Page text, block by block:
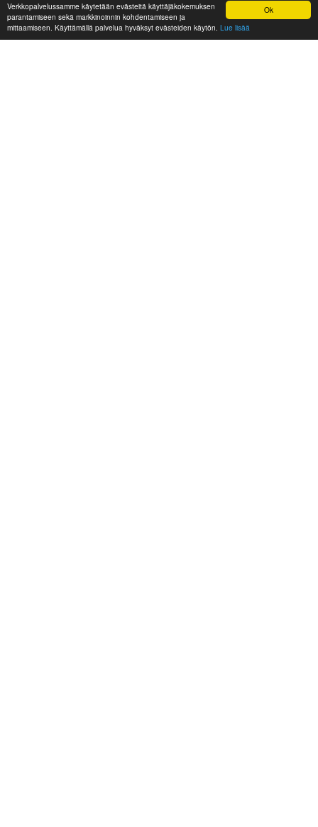
Ok
Verkkopalvelussamme käytetään evästeitä käyttäjäkokemuksen
parantamiseen sekä markkinoinnin kohdentamiseen ja
mittaamiseen. Käyttämällä palvelua hyväksyt evästeiden käytön. Lue lisää